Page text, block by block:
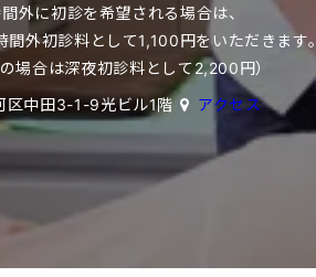
外に初診を希望される場合は、
間外初診料として1,100円をいただきます。
場合は深夜初診料として2,200円）
区中田3-1-9光ビル1階
アクセス